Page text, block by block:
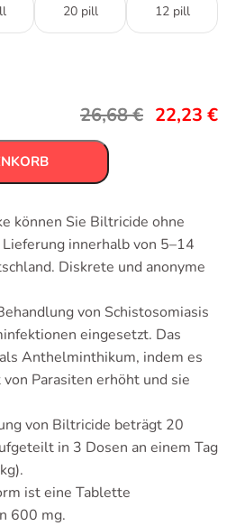
20 pill 12 pill
26,68€ 22,23 €
können Sie Biltricide ohne
innerhalb von 5–14
Diskrete und anonyme
von Schistosomiasis
eingesetzt. Das
Anthelminthikum, indem es
Parasiten erhöht und sie
von Biltricide beträgt 20
in 3 Dosen an einem Tag
ist eine Tablette
600 mg.